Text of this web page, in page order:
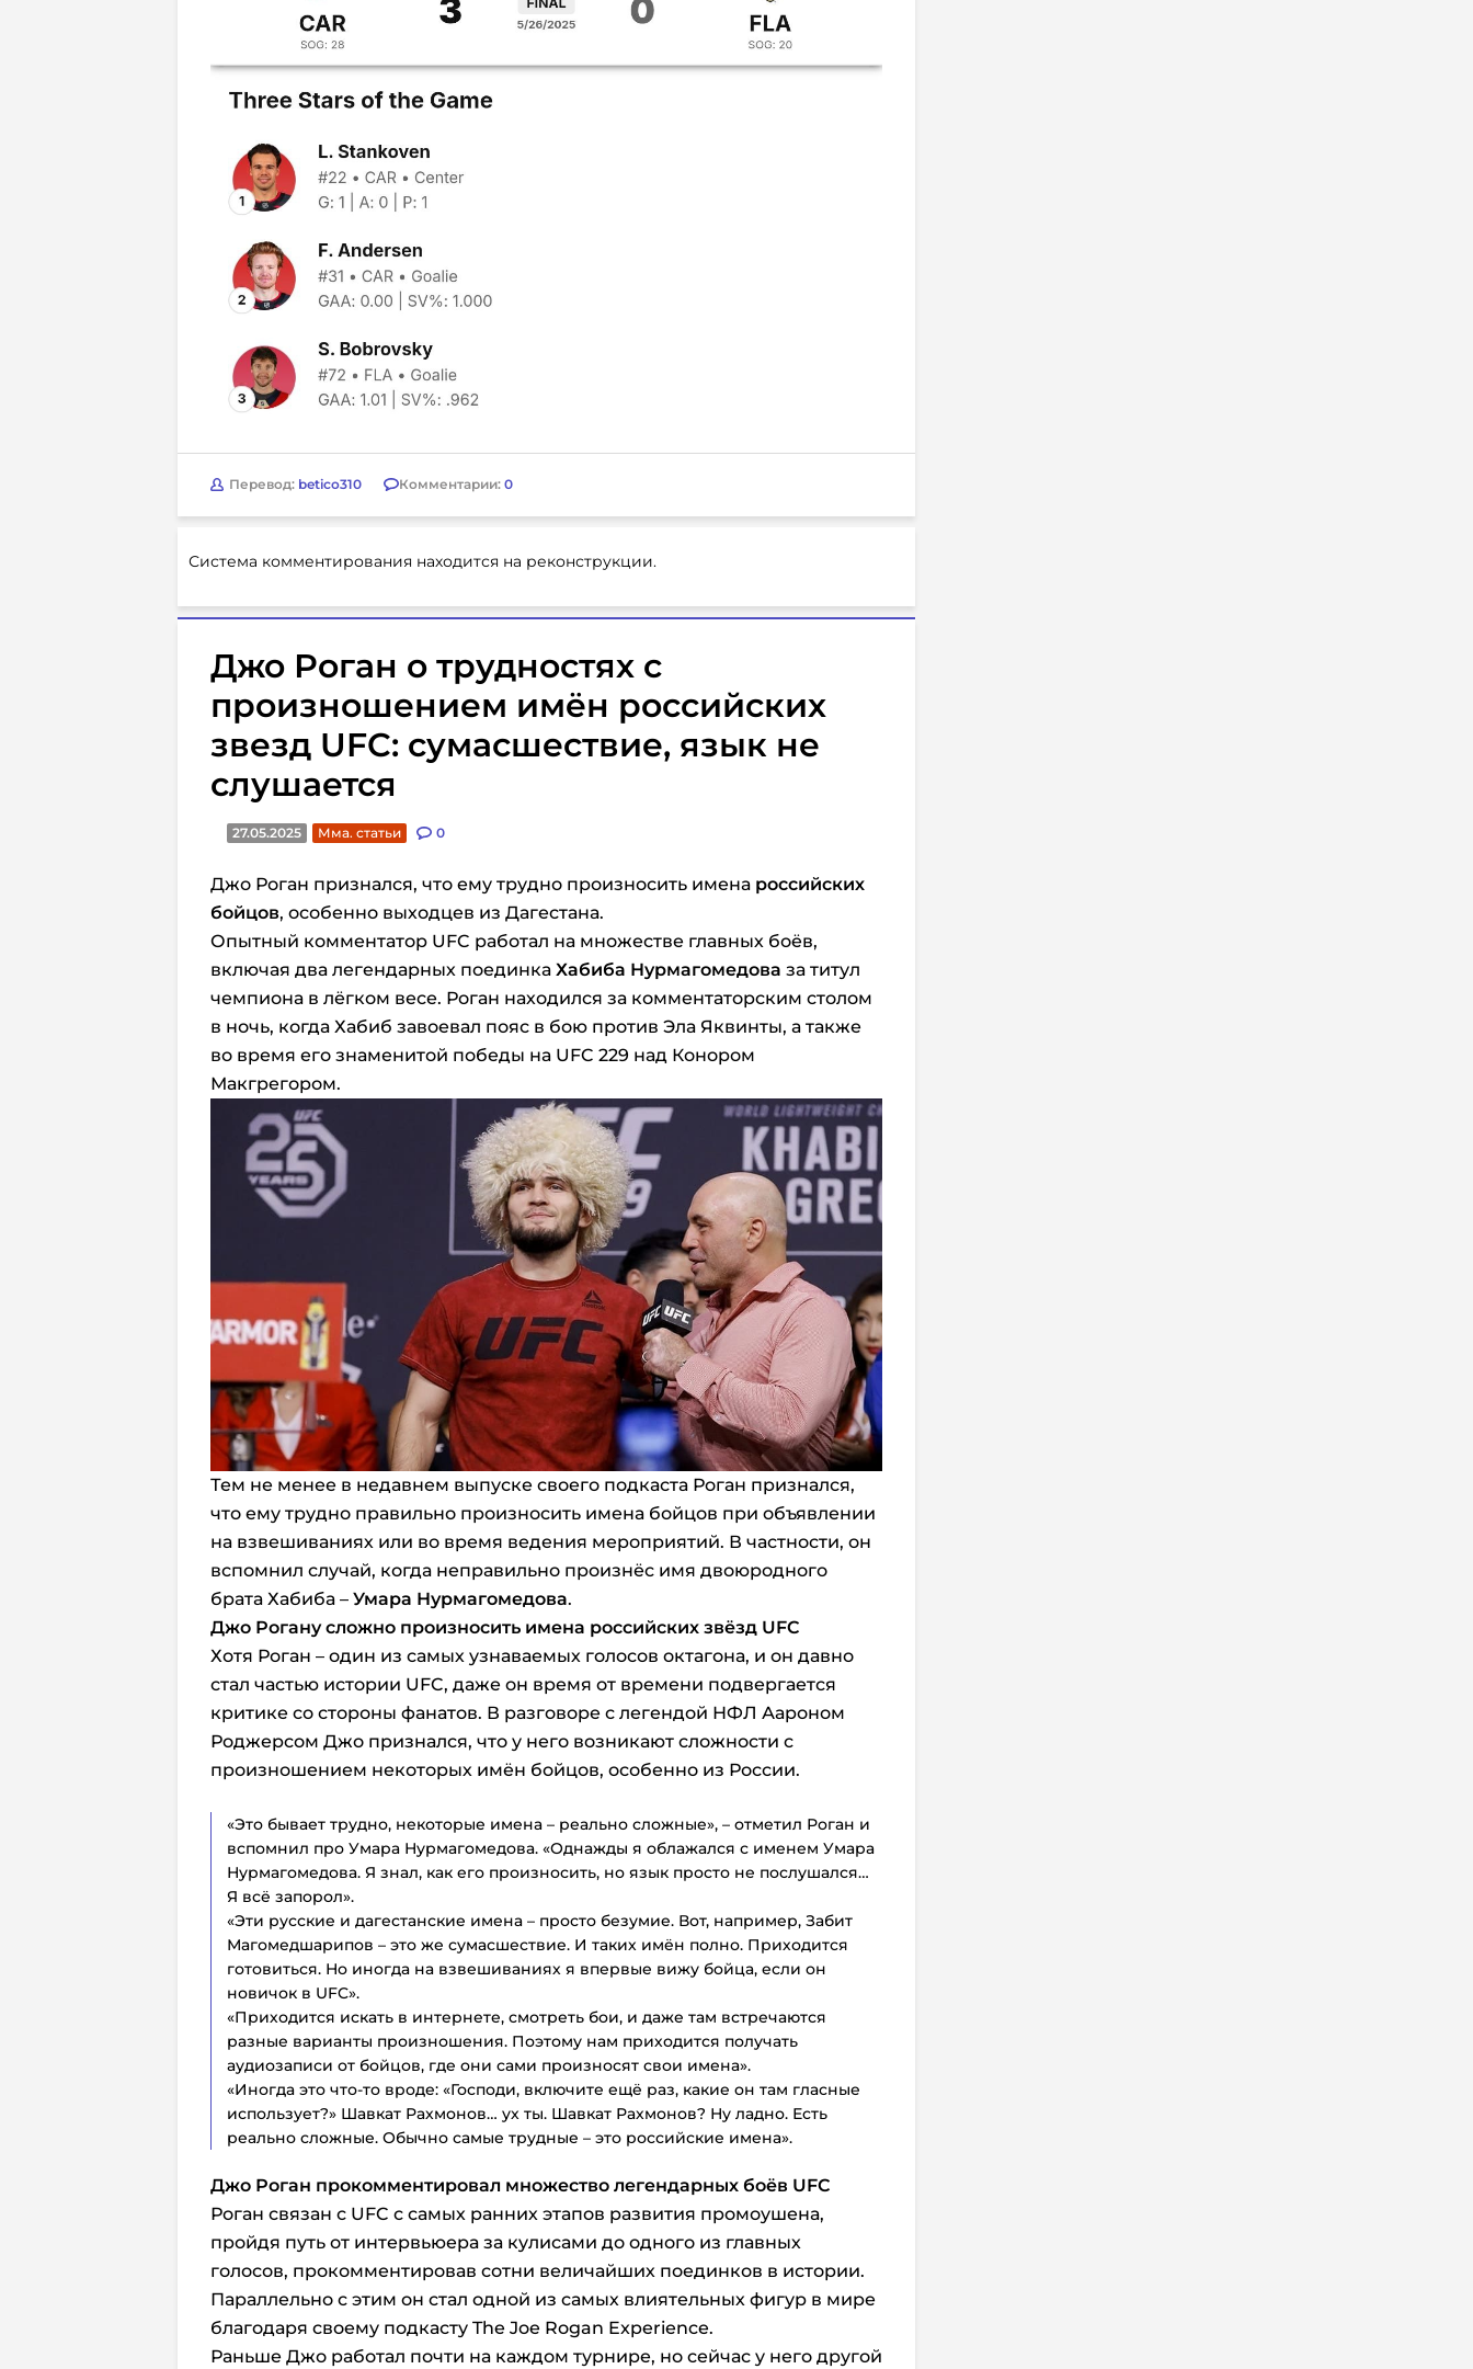
Перевод: betico310 Комментарии: 0
Система комментирования находится на реконструкции.
Джо Роган о трудностях с
произношением имён российских
звезд UFC: сумасшествие, язык не
слушается
27.05.2025 Мма. статьи 0
Джо Роган признался, что ему трудно произносить имена российских
бойцов, особенно выходцев из Дагестана.
Опытный комментатор UFC работал на множестве главных боёв,
включая два легендарных поединка Хабиба Нурмагомедова за титул
чемпиона в лёгком весе. Роган находился за комментаторским столом
в ночь, когда Хабиб завоевал пояс в бою против Эла Яквинты, а также
во время его знаменитой победы на UFC 229 над Конором
Макгрегором.
Тем не менее в недавнем выпуске своего подкаста Роган признался,
что ему трудно правильно произносить имена бойцов при объявлении
на взвешиваниях или во время ведения мероприятий. В частности, он
вспомнил случай, когда неправильно произнёс имя двоюродного
брата Хабиба – Умара Нурмагомедова.
Джо Рогану сложно произносить имена российских звёзд UFC
Хотя Роган – один из самых узнаваемых голосов октагона, и он давно
стал частью истории UFC, даже он время от времени подвергается
критике со стороны фанатов. В разговоре с легендой НФЛ Аароном
Роджерсом Джо признался, что у него возникают сложности с
произношением некоторых имён бойцов, особенно из России.
«Это бывает трудно, некоторые имена – реально сложные», – отметил Роган и
вспомнил про Умара Нурмагомедова. «Однажды я облажался с именем Умара
Нурмагомедова. Я знал, как его произносить, но язык просто не послушался…
Я всё запорол».
«Эти русские и дагестанские имена – просто безумие. Вот, например, Забит
Магомедшарипов – это же сумасшествие. И таких имён полно. Приходится
готовиться. Но иногда на взвешиваниях я впервые вижу бойца, если он
новичок в UFC».
«Приходится искать в интернете, смотреть бои, и даже там встречаются
разные варианты произношения. Поэтому нам приходится получать
аудиозаписи от бойцов, где они сами произносят свои имена».
«Иногда это что-то вроде: «Господи, включите ещё раз, какие он там гласные
использует?» Шавкат Рахмонов… ух ты. Шавкат Рахмонов? Ну ладно. Есть
реально сложные. Обычно самые трудные – это российские имена».
Джо Роган прокомментировал множество легендарных боёв UFC
Роган связан с UFC с самых ранних этапов развития промоушена,
пройдя путь от интервьюера за кулисами до одного из главных
голосов, прокомментировав сотни величайших поединков в истории.
Параллельно с этим он стал одной из самых влиятельных фигур в мире
благодаря своему подкасту The Joe Rogan Experience.
Раньше Джо работал почти на каждом турнире, но сейчас у него другой